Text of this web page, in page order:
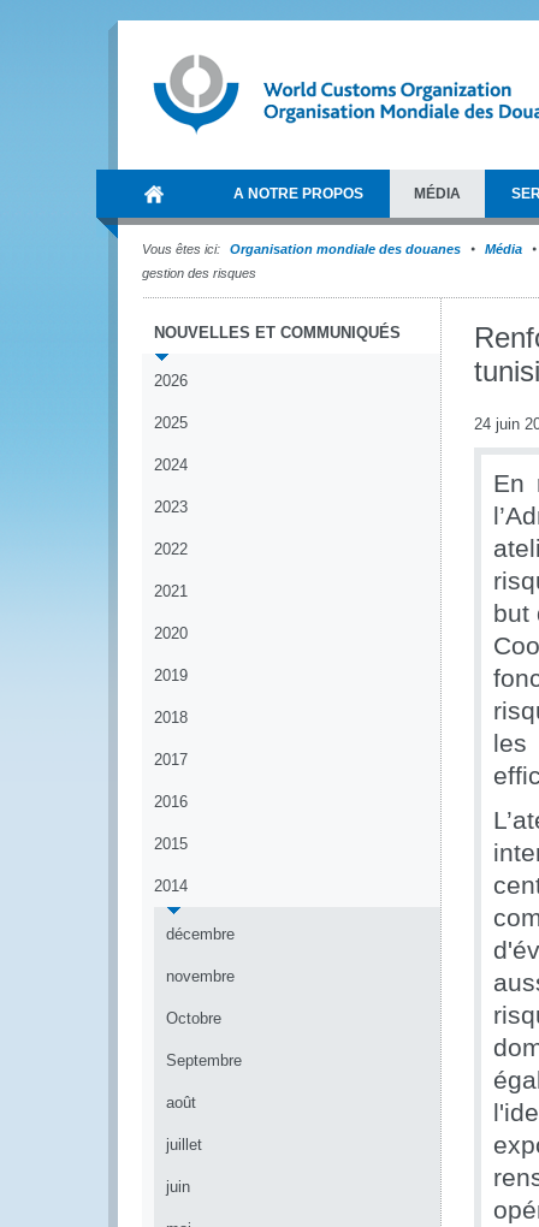
A NOTRE PROPOS MÉDIA
Vous êtes ici: Organisation mondiale des douanes
Média
gestion des risques
NOUVELLES ET COMMUNIQUÉS
2026
2025
2024
2023
2022
2021
2020
2019
2018
2017
2016
2015
2014
décembre
novembre
Octobre
Septembre
août
juillet
juin
24 juin
En
but
les